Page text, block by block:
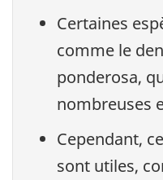
Certaines
comme le
ponderosa,
nombreuses
Cependant,
sont utiles,